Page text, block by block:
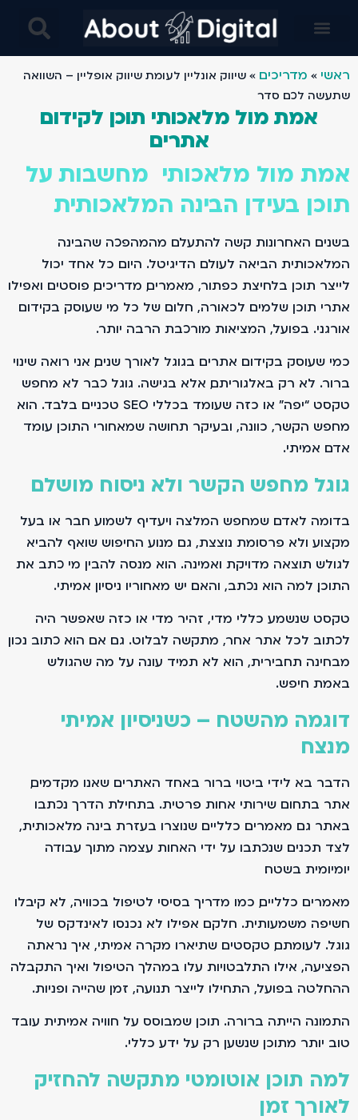
ראשי » מדריכים » שיווק אונליין לעומת שיווק אופליין – השוואה
שתעשה לכם סדר
אמת מול מלאכותי תוכן לקידום
אתרים
אמת מול מלאכותי מחשבות על
תוכן בעידן הבינה המלאכותית
בשנים האחרונות קשה להתעלם מהמהפכה שהבינה
המלאכותית הביאה לעולם הדיגיטל. היום כל אחד יכול
לייצר תוכן בלחיצת כפתור, מאמרים, מדריכים, פוסטים ואפילו
אתרי תוכן שלמים. לכאורה, חלום של כל מי שעוסק בקידום
אורגני. בפועל, המציאות מורכבת הרבה יותר.
כמי שעוסק בקידום אתרים בגוגל לאורך שנים, אני רואה שינוי
ברור. לא רק באלגוריתם, אלא בגישה. גוגל כבר לא מחפש
טקסט “יפה” או כזה שעומד בכללי SEO טכניים בלבד. הוא
מחפש הקשר, כוונה, ובעיקר תחושה שמאחורי התוכן עומד
אדם אמיתי.
גוגל מחפש הקשר ולא ניסוח מושלם
בדומה לאדם שמחפש המלצה ויעדיף לשמוע חבר או בעל
מקצוע ולא פרסומת נוצצת, גם מנוע החיפוש שואף להביא
לגולש תוצאה מדויקת ואמינה. הוא מנסה להבין מי כתב את
התוכן, למה הוא נכתב, והאם יש מאחוריו ניסיון אמיתי.
טקסט שנשמע כללי מדי, זהיר מדי או כזה שאפשר היה
לכתוב לכל אתר אחר, מתקשה לבלוט. גם אם הוא כתוב נכון
מבחינה תחבירית, הוא לא תמיד עונה על מה שהגולש
באמת חיפש.
דוגמה מהשטח – כשניסיון אמיתי
מנצח
הדבר בא לידי ביטוי ברור באחד האתרים שאנו מקדמים,
אתר בתחום שירותי אחות פרטית. בתחילת הדרך נכתבו
באתר גם מאמרים כלליים שנוצרו בעזרת בינה מלאכותית,
לצד תכנים שנכתבו על ידי האחות עצמה מתוך עבודה
יומיומית בשטח.
מאמרים כלליים, כמו מדריך בסיסי לטיפול בכוויה, לא קיבלו
חשיפה משמעותית. חלקם אפילו לא נכנסו לאינדקס של
גוגל. לעומתם, טקסטים שתיארו מקרה אמיתי, איך נראתה
הפציעה, אילו התלבטויות עלו במהלך הטיפול ואיך התקבלה
ההחלטה בפועל, התחילו לייצר תנועה, זמן שהייה ופניות.
התמונה הייתה ברורה. תוכן שמבוסס על חוויה אמיתית עובד
טוב יותר מתוכן שנשען רק על ידע כללי.
למה תוכן אוטומטי מתקשה להחזיק
לאורך זמן